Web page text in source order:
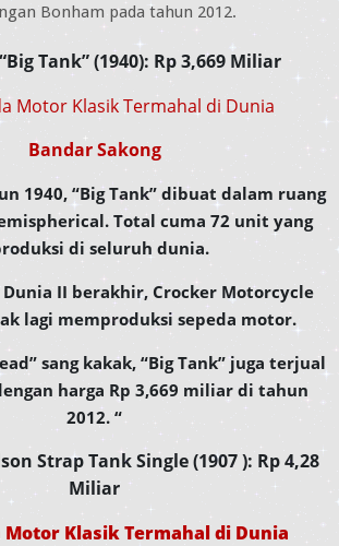
Bonham pada tahun 2012.
Tank” (1940): Rp 3,669 Miliar
Bandar Sakong
1940, “Big Tank” dibuat dalam ruang
Total cuma 72 unit yang
di seluruh dunia.
Dunia II berakhir, Crocker Motorcycle
lagi memproduksi sepeda motor.
sang kakak, “Big Tank” juga terjual
harga Rp 3,669 miliar di tahun
2012. “
Strap Tank Single (1907 ): Rp 4,28
Miliar